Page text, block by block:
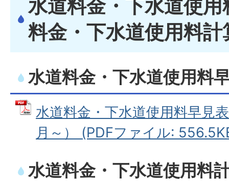
水道料金・下水道使
料金・下水道使用料計
水道料金・下水道使用料
水道料金・下水道使用料早見
月～） (PDFファイル:
水道料金・下水道使用料